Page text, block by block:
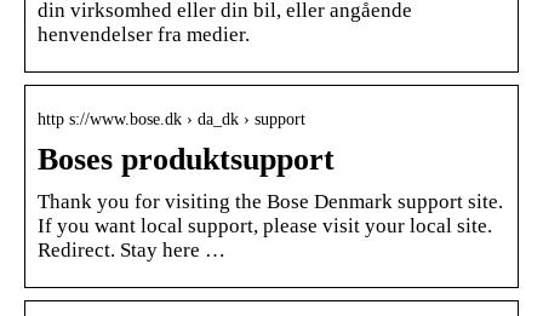
din virksomhed eller din bil, eller angående
henvendelser fra medier.
http s://www.bose.dk › da_dk › support
Boses produktsupport
Thank you for visiting the Bose Denmark support site.
If you want local support, please visit your local site.
Redirect. Stay here …